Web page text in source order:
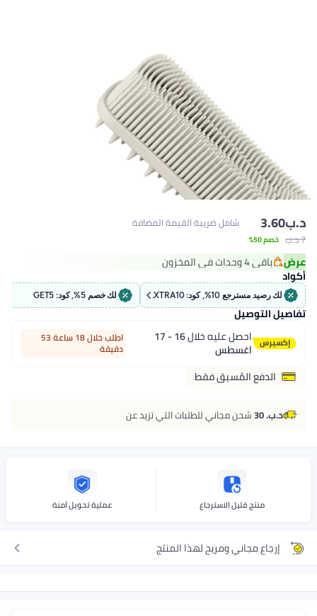
د.ب‏3.60
7 د.ب‏ خصم 50%
شامل ضريبة القيمة المضافة
عرض باقي 4 وحدات في المخزون
باقي 4 وحدات في المخزون أكواد
لك رصيد مسترجع 10%, كود: EXTRA10 لك خصم 5%, كود: GET5
تفاصيل التوصيل
احصل عليه خلال
16 - 17
اغسطس
اطلب خلال 18 ساعة 53
دقيقة
الدفع المُسبق فقط
د.ب. 30 شحن مجاني للطلبات التي تزيد عن
منتج قليل الاسترجاع عملية تحويل آمنة
إرجاع مجاني ومريح لهذا المنتج